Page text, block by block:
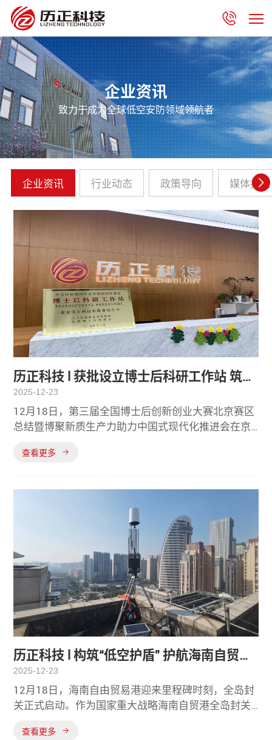
企业资讯
致力于成为全球低空安防领域领航者
企业资讯 行业动态 政策导向 媒体报道
历正科技 l 获批设立博士后科研工作站 筑牢
低空安防新质生产力根基
2025-12-23
12月18日，第三届全国博士后创新创业大赛北京赛区
总结暨博聚新质生产力助力中国式现代化推进会在京
主办，海淀区人力资源和社会保障局协办，中关村创
略，强化博士后工作对企业创新的支撑作用。作为低
查看更多
历正科技 l 构筑“低空护盾” 护航海南自贸港
全岛封关
2025-12-23
12月18日，海南自由贸易港迎来里程碑时刻，全岛封
关正式启动。作为国家重大战略海南自贸港全岛封关
安防领域领先的技术实力，全程参与封关低空安防保
查看更多